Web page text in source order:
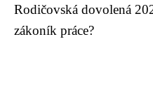
Rodičovská dovolená
zákoník práce?